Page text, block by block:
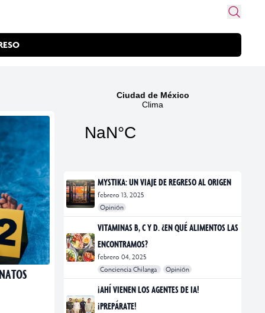
MYSTIKA: UN VIAJE DE REGRESO AL ORIGEN
febrero 13, 2025
Opinión
#exposiciones
#fotografía
VITAMINAS B, C Y D. ¿EN QUÉ ALIMENTOS LAS
ENCONTRAMOS?
febrero 04, 2025
Conciencia Chilanga
Opinión
#bienestar
#Opinión
#Principal
¡AHÍ VIENEN LOS AGENTES DE IA!
¡PREPÁRATE!